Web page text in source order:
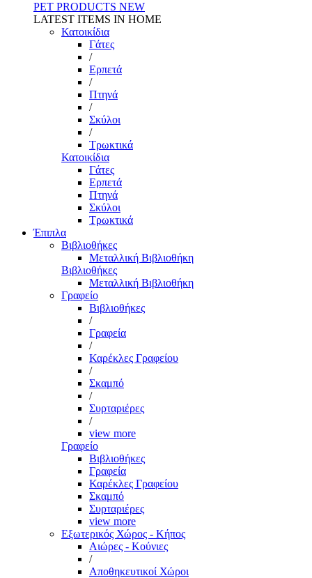
PET PRODUCTS NEW
LATEST ITEMS IN HOME
Κατοικίδια
Γάτες
/
Ερπετά
/
Πτηνά
/
Σκύλοι
/
Τρωκτικά
Κατοικίδια
Γάτες
Ερπετά
Πτηνά
Σκύλοι
Τρωκτικά
Έπιπλα
Βιβλιοθήκες
Μεταλλική Βιβλιοθήκη
Βιβλιοθήκες
Μεταλλική Βιβλιοθήκη
Γραφείο
Βιβλιοθήκες
/
Γραφεία
/
Καρέκλες Γραφείου
/
Σκαμπό
/
Συρταριέρες
/
view more
Γραφείο
Βιβλιοθήκες
Γραφεία
Καρέκλες Γραφείου
Σκαμπό
Συρταριέρες
view more
Εξωτερικός Χώρος - Κήπος
Αιώρες - Κούνιες
/
Αποθηκευτικοί Χώροι